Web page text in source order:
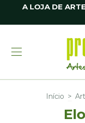
A LOJA DE
Início >